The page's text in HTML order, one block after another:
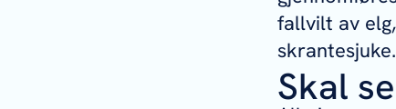
fallvilt av
skrantesjuke.
Skal